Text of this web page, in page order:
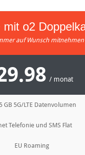
o2
auf Wunsch mitnehmen
/ monat
GB 5G/LTE Datenvolumen
Telefonie und SMS Flat
EU Roaming